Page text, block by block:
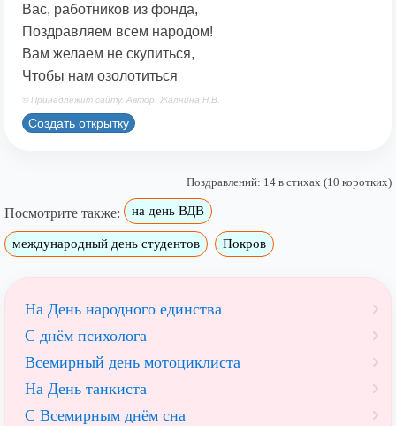
Вас, работников из фонда,
Поздравляем всем народом!
Вам желаем не скупиться,
Чтобы нам озолотиться
© Принадлежит сайту. Автор: Жалнина Н.В.
Создать открытку
Поздравлений: 14 в стихах (10 коротких)
Посмотрите также: на день ВДВ
международный день студентов Покров
На День народного единства
С днём психолога
Всемирный день мотоциклиста
На День танкиста
С Всемирным днём сна